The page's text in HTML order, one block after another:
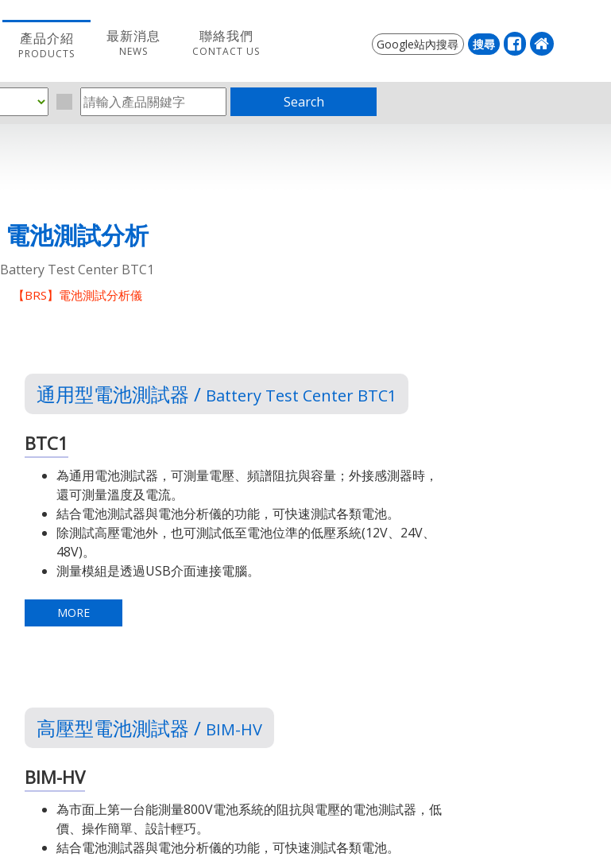
產品介紹
PRODUCTS
最新消息
NEWS
聯絡我們
CONTACT US
Search
電池測試分析
Battery Test Center BTC1
【BRS】電池測試分析儀
通用型電池測試器 / Battery Test Center BTC1
BTC1
為通用電池測試器，可測量電壓、頻譜阻抗與容量；外接感測器時，
還可測量溫度及電流。
結合電池測試器與電池分析儀的功能，可快速測試各類電池。
除測試高壓電池外，也可測試低至電池位準的低壓系統(12V、24V、
48V)。
測量模組是透過USB介面連接電腦。
MORE
高壓型電池測試器 / BIM-HV
BIM-HV
為市面上第一台能測量800V電池系統的阻抗與電壓的電池測試器，低
價、操作簡單、設計輕巧。
結合電池測試器與電池分析儀的功能，可快速測試各類電池。